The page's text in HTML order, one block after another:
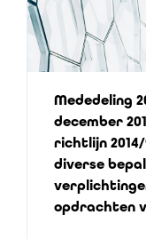
Mededeling
december
richtlijn 2014/
diverse
opdrachten